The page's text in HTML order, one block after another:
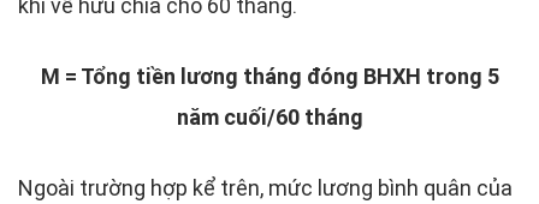
M = Tổng tiền lương tháng đóng BHXH trong 5
năm cuối/60 tháng
Ngoài trường hợp kể trên, mức lương bình quân của